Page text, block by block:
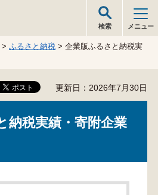
検索 メニュー
>ふるさと納税 > 企業版ふるさと納税実
更新日：2026年7月30日
納税実績・寄附企業